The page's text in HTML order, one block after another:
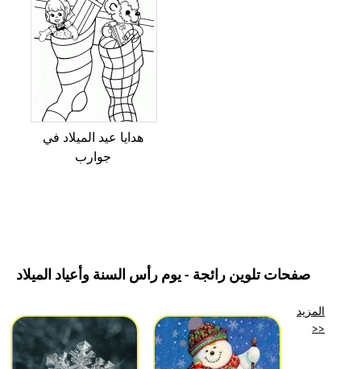
هدايا عيد الميلاد في
جوارب
صفحات تلوين رائجة - يوم رأس السنة وأعياد الميلاد
المزيد
>>